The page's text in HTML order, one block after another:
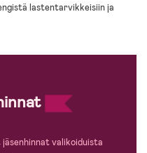
lastentarvikkeisiin ja
valikoiduista